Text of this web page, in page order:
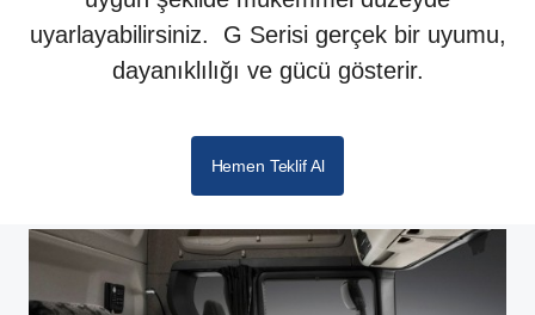
uyarlayabilirsiniz. G Serisi gerçek bir uyumu,
dayanıklılığı ve gücü gösterir.
Hemen Teklif Al